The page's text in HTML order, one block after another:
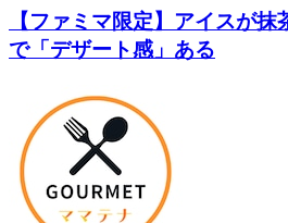
【ファミマ限定】アイスが
で「デザート感」ある